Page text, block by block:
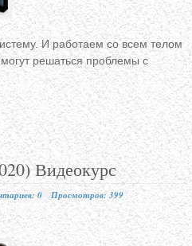
И работаем со всем телом
решаться проблемы с
Видеокурс
0 Просмотров: 399